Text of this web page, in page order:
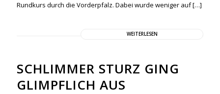
Rundkurs durch die Vorderpfalz. Dabei wurde weniger auf […]
WEITERLESEN
SCHLIMMER STURZ GING
GLIMPFLICH AUS